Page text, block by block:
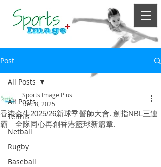
Post
All Posts
Tennis
Netball
Rugby
Baseball
All Posts
香港金牛2025/26新球季誓師大會. 劍指NBL三連
霸 全隊同心再創香港籃球新篇章.
Sports Image Plus
Dec 8, 2025